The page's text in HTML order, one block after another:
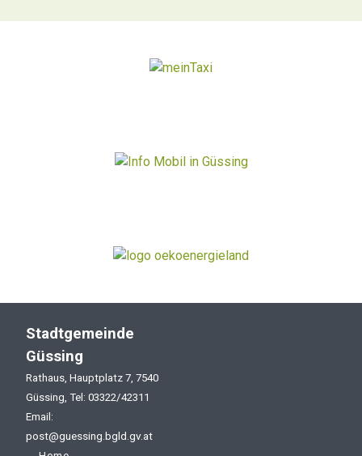
Stadtgemeinde
Güssing
Rathaus, Hauptplatz 7, 7540
Güssing, Tel: 03322/42311
Email:
post@guessing.bgld.gv.at